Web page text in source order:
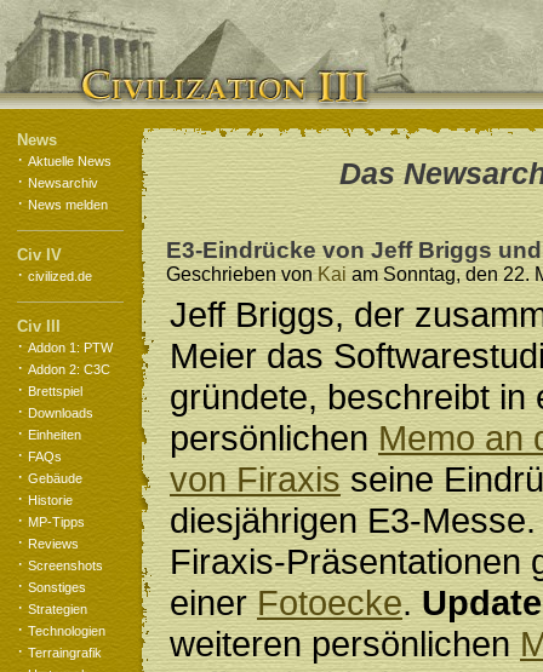
News
· Aktuelle News
· Newsarchiv
· News melden
Civ IV
· civilized.de
Civ III
· Addon 1: PTW
· Addon 2: C3C
· Brettspiel
· Downloads
· Einheiten
· FAQs
· Gebäude
· Historie
· MP-Tipps
· Reviews
· Screenshots
· Sonstiges
· Strategien
· Technologien
· Terraingrafik
Das
E3-Eindrücke von Jeff Briggs
Geschrieben vonKai am Sonntag, den 22.
Jeff Briggs, der
Meier das
gründete, beschreibt in
persönlichen Memo an
von Firaxisseine
diesjährigen E3-
Firaxis-Präsentationen
einerFotoecke.
weiteren persönlichen